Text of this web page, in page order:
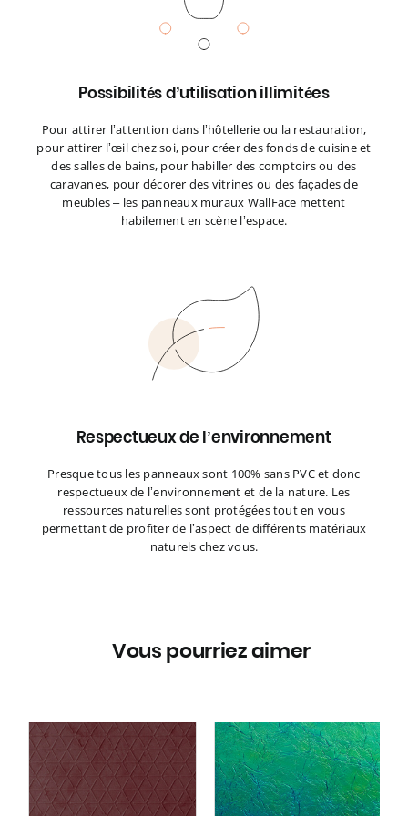
Possibilités d’utilisation illimitées
Pour attirer l’attention dans l’hôtellerie ou la restauration,
pour attirer l’œil chez soi, pour créer des fonds de cuisine et
des salles de bains, pour habiller des comptoirs ou des
caravanes, pour décorer des vitrines ou des façades de
meubles – les panneaux muraux WallFace mettent
habilement en scène l’espace.
Respectueux de l’environnement
Presque tous les panneaux sont 100% sans PVC et donc
respectueux de l’environnement et de la nature. Les
ressources naturelles sont protégées tout en vous
permettant de profiter de l’aspect de différents matériaux
naturels chez vous.
Vous pourriez aimer
Panneau mural WallFace
3D aspect métal 29085